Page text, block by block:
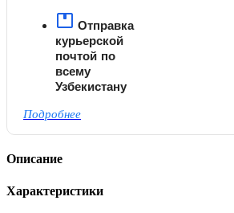
Отправка
курьерской
почтой по
всему
Узбекистану
Подробнее
Описание
Характеристики